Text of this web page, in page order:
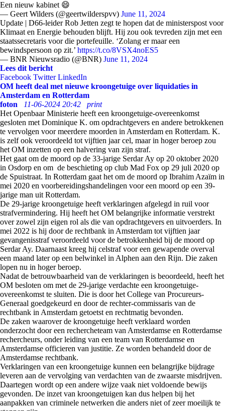
Een nieuw kabinet 😄
— Geert Wilders (@geertwilderspvv) June 11, 2024
Update | D66-leider Rob Jetten zegt te hopen dat de ministerspost voor
Klimaat en Energie behouden blijft. Hij zou ook tevreden zijn met een
staatssecretaris voor die portefeuille. ‘Zolang er maar een
bewindspersoon op zit.’ https://t.co/8VSX4noES5
— BNR Nieuwsradio (@BNR) June 11, 2024
Lees dit bericht
Facebook Twitter LinkedIn
OM heeft deal met nieuwe kroongetuige over liquidaties in
Amsterdam en Rotterdam
foton
11-06-2024 20:42
print
Het Openbaar Ministerie heeft een kroongetuige-overeenkomst
gesloten met Dominique K. om opdrachtgevers en andere betrokkenen
te vervolgen voor meerdere moorden in Amsterdam en Rotterdam. K.
is zelf ook veroordeeld tot vijftien jaar cel, maar in hoger beroep zou
het OM inzetten op een halvering van zijn straf.
Het gaat om de moord op de 33-jarige Serdar Ay op 20 oktober 2020
in Osdorp en om de beschieting op club Mad Fox op 29 juli 2020 op
de Spuistraat. In Rotterdam gaat het om de moord op Ibrahim Azaïm in
mei 2020 en voorbereidingshandelingen voor een moord op een 39-
jarige man uit Rotterdam.
De 29-jarige kroongetuige heeft verklaringen afgelegd in ruil voor
strafvermindering. Hij heeft het OM belangrijke informatie verstrekt
over zowel zijn eigen rol als die van opdrachtgevers en uitvoerders. In
mei 2022 is hij door de rechtbank in Amsterdam tot vijftien jaar
gevangenisstraf veroordeeld voor de betrokkenheid bij de moord op
Serdar Ay. Daarnaast kreeg hij celstraf voor een gewapende overval
een maand later op een belwinkel in Alphen aan den Rijn. Die zaken
lopen nu in hoger beroep.
Nadat de betrouwbaarheid van de verklaringen is beoordeeld, heeft het
OM besloten om met de 29-jarige verdachte een kroongetuige-
overeenkomst te sluiten. Die is door het College van Procureurs-
Generaal goedgekeurd en door de rechter-commissaris van de
rechtbank in Amsterdam getoetst en rechtmatig bevonden.
De zaken waarover de kroongetuige heeft verklaard worden
onderzocht door een rechercheteam van Amsterdamse en Rotterdamse
rechercheurs, onder leiding van een team van Rotterdamse en
Amsterdamse officieren van justitie. Ze worden behandeld door de
Amsterdamse rechtbank.
Verklaringen van een kroongetuige kunnen een belangrijke bijdrage
leveren aan de vervolging van verdachten van de zwaarste misdrijven.
Daartegen wordt op een andere wijze vaak niet voldoende bewijs
gevonden. De inzet van kroongetuigen kan dus helpen bij het
aanpakken van criminele netwerken die anders niet of zeer moeilijk te